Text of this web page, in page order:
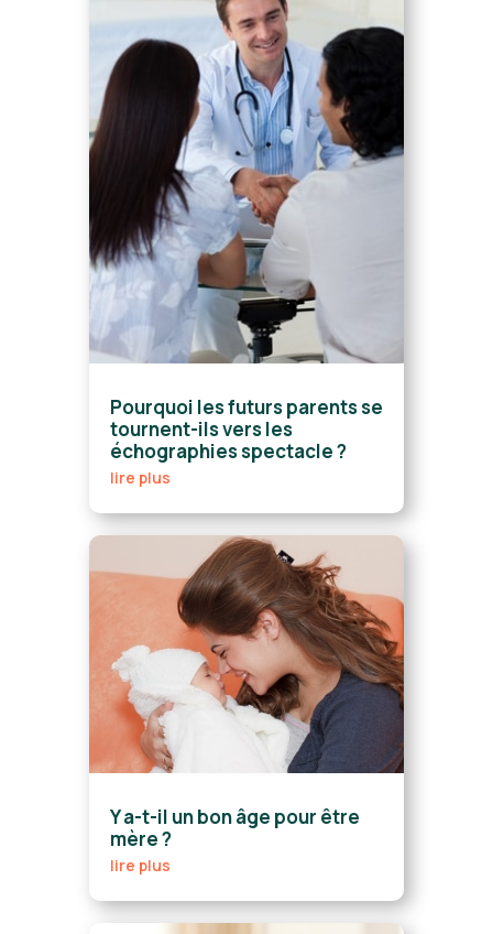
Pourquoi les futurs parents se
tournent-ils vers les
échographies spectacle ?
lire plus
Y a-t-il un bon âge pour être
mère ?
lire plus